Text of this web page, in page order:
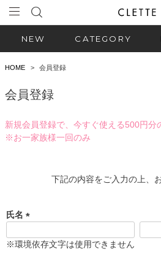
NEW CATEGORY
HOME 会員登録
会員登録
新規会員登録で、今すぐ使える500円分
※お一家族様一回のみ
下記の内容をご入力の上、
氏名
必
※環境依存文字は使用できません